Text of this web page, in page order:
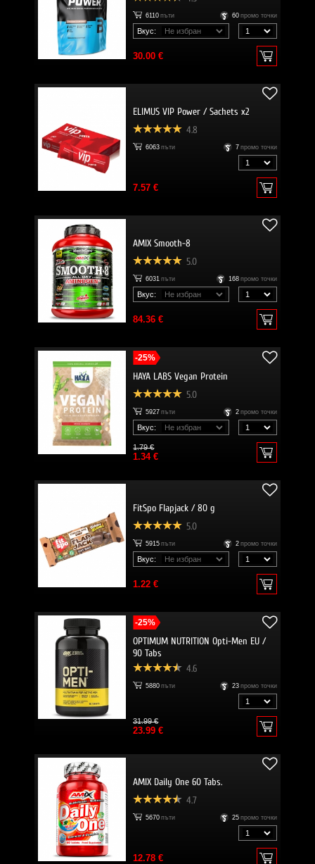
6110 пъти 60 промо точки
Вкус:
30.00 €
ELIMUS VIP Power / Sachets x2
4.8
6063 пъти 7 промо точки
7.57 €
AMIX Smooth-8
5.0
6031 пъти 168 промо точки
Вкус:
84.36 €
-25%
HAYA LABS Vegan Protein
5.0
5927 пъти 2 промо точки
Вкус:
1.79 €
1.34 €
FitSpo Flapjack / 80 g
5.0
5915 пъти 2 промо точки
Вкус:
1.22 €
-25%
OPTIMUM NUTRITION Opti-Men EU /
90 Tabs
4.6
5880 пъти 23 промо точки
31.99 €
23.99 €
AMIX Daily One 60 Tabs.
4.7
5670 пъти 25 промо точки
12.78 €